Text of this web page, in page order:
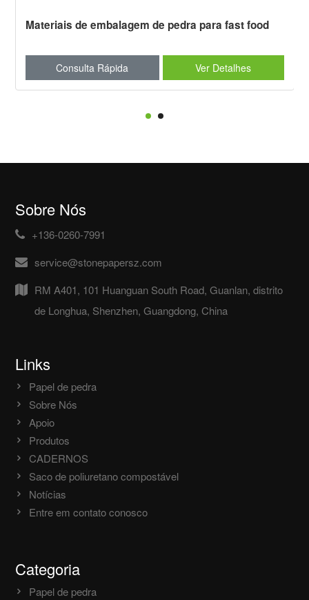
Materiais de embalagem de pedra para fast food
Consulta Rápida Ver Detalhes
Sobre Nós
+136-0260-7991
service@stonepapersz.com
RM A401, 101 Huanguan South Road, Guanlan, distrito
de Longhua, Shenzhen, Guangdong, China
Links
Papel de pedra
Sobre Nós
Apoio
Produtos
CADERNOS
Saco de poliuretano compostável
Notícias
Entre em contato conosco
Categoria
Papel de pedra